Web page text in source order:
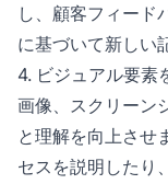
し、顧客フィード
に基づいて新しい
4. ビジュアル要素
画像、スクリーン
と理解を向上させ
セスを説明したり